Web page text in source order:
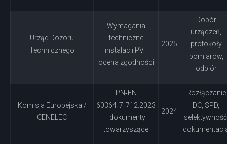
Urząd Dozoru
Technicznego
Wymagania
techniczne
instalacji PV i
ocena zgodności
2025
Dobór
urządzeń,
protokoły
pomiarów,
odbiór
Komisja Europejska /
CENELEC
PN‑EN
60364‑7‑712:2023
i dokumenty
towarzyszące
2024
Rozłączanie
DC, SPD,